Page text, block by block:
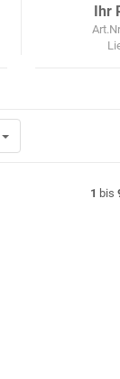
Ihr
1 bis